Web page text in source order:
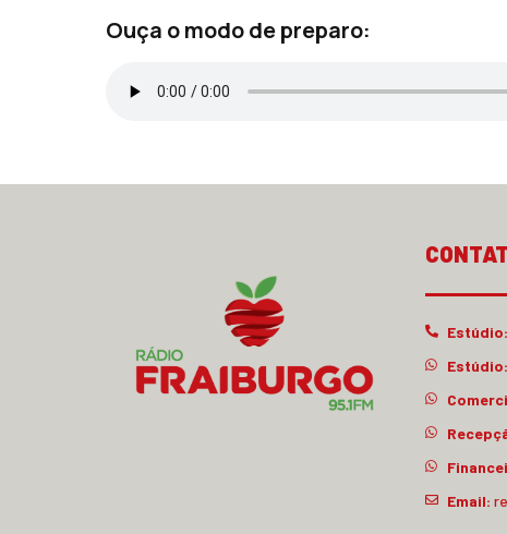
Ouça o modo de preparo:
Estúdio:
Estúdio:
Email: